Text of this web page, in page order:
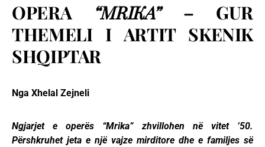
OPERA “MRIKA”– GUR
THEMELI I ARTIT SKENIK
SHQIPTAR
Nga Xhelal Zejneli
Ngjarjet e operës “Mrika” zhvillohen në vitet ’50.
Përshkruhet jeta e një vajze mirditore dhe e familjes së